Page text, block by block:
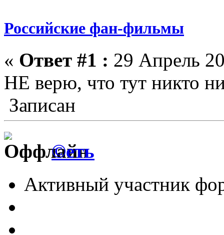
Российские фан-фильмы
« Ответ #1 : 29 Апрель
НЕ верю, что тут никто
Записан
©еть
Активный участник